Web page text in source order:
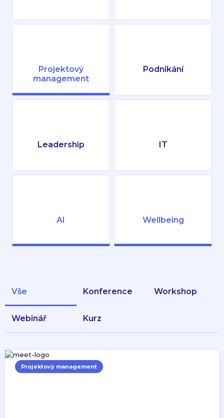
Projektový
management
Podnikání
Leadership IT
AI Wellbeing
Vše konference workshop
webinář kurz
Projektový management